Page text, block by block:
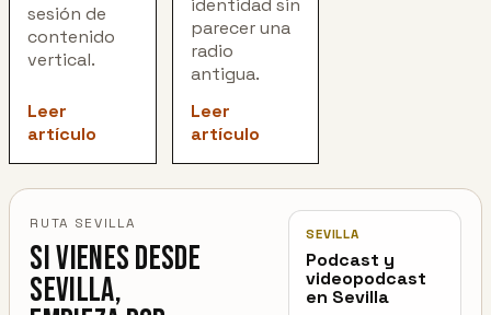
sesión de
contenido
vertical.
Leer
artículo
identidad sin
parecer una
radio
antigua.
Leer
artículo
RUTA SEVILLA
Si vienes desde
Sevilla,
SEVILLA
Podcast y
videopodcast
en Sevilla